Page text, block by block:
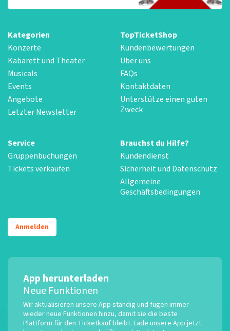
Kategorien
Konzerte
Kabarett und Theater
Musicals
Events
Angebote
Letzter Newsletter
TopTicketShop
Kundenbewertungen
Über uns
FAQs
Kontaktdaten
Unterstütze einen guten
Zweck
Service
Gruppenbuchungen
Tickets verkaufen
Brauchst du Hilfe?
Kundendienst
Sicherheit und Datenschutz
Allgemeine
Geschäftsbedingungen
Anmelden
App herunterladen
Neue Funktionen
Wir aktualisieren unsere App ständig und fügen immer
wieder neue Funktionen hinzu, damit sie die beste
Plattform für den Ticketkauf bleibt. Lade unsere App jetzt